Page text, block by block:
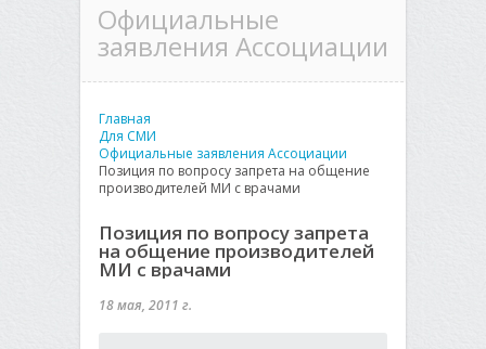
Официальные
заявления Ассоциации
Главная
Для СМИ
Официальные заявления Ассоциации
Позиция по вопросу запрета на общение
производителей МИ с врачами
Позиция по вопросу запрета
на общение производителей
МИ с врачами
18 мая, 2011 г.